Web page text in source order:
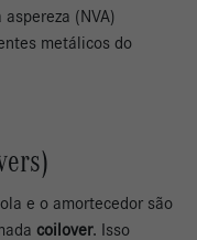
(NVA)
metálicos do
e o amortecedor são
coilover. Isso